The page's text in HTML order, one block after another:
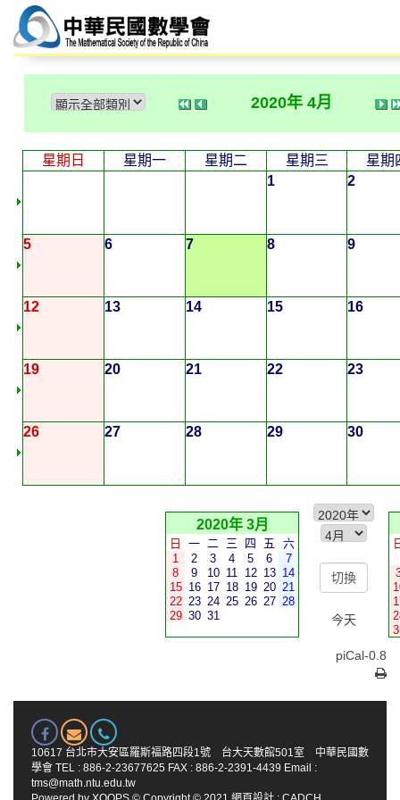
2020年 4月
星期日 星期一 星期二 星期三
星期
1
2
5 6 7 8 9
12 13 14 15 16
19 20 21 22 23
26 27 28 29 30
2020年 3月
日 一 二 三 四 五
六
1
2 3 4 5 6
7
8
9 10 11 12 13 14
15 16 17 18 19 20 21
22 23 24 25 26 27 28
29 30 31 今天
piCal-0.8
10617 台北市大安區羅斯福路四段1號 台大天數館501室 中華民國數
學會 TEL : 886-2-23677625 FAX : 886-2-2391-4439 Email :
tms@math.ntu.edu.tw